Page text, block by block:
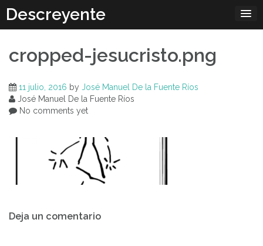
content
Descreyente
cropped-jesucristo.png
11 julio, 2016 by José Manuel De la Fuente Ríos
José Manuel De la Fuente Ríos
No comments yet
de
Deja un comentario